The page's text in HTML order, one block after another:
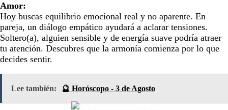
Amor:
Hoy buscas equilibrio emocional real y no aparente. En
pareja, un diálogo empático ayudará a aclarar tensiones.
Soltero(a), alguien sensible y de energía suave podría atraer
tu atención. Descubres que la armonía comienza por lo que
decides sentir.
Lee también: 🔮 Horóscopo - 3 de Agosto